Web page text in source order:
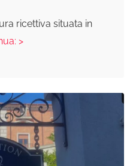
ricettiva situata in
>